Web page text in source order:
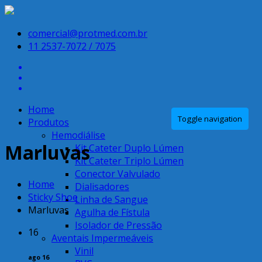
comercial@protmed.com.br
11 2537-7072 / 7075
Toggle navigation
Home
Produtos
Hemodiálise
Kit Cateter Duplo Lúmen
Kit Cateter Triplo Lúmen
Conector Valvulado
Dialisadores
Linha de Sangue
Agulha de Fístula
Isolador de Pressão
Aventais Impermeáveis
Vinil
Marluvas
Home
Sticky Shoe
Marluvas
16
ago 16